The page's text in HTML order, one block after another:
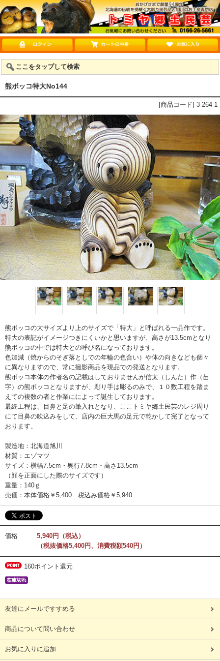
ここをタップして検索
熊ボッコ特大No144
[商品コード] 3-264-1
熊ボッコの大サイズより上のサイズで「特大」と呼ばれる一品作です。
特大の表記がイメージつきにくいかと思いますが、高さが13.5cmとなり
熊ボッコの中では特大との呼び名になっております。
色加減（焼からのそぎ落としでの年輪の色合い）や体の向きなども個々
に異なりますので、常に撮影商品を現品での発送となります。
熊ボッコ本体の作者名の記載はしておりませんが信太（しんた）作（苗
字）の熊ボッコとなりますが、彫り手は彫るのみで、１０数工程を踏ま
えての複数の者と作業にによって誕生しております。
最終工程は、目鼻と足の筆入れとなり、ここトミヤ郷土民芸のレジ周り
にて目鼻の吹込みをして、店内の巨大馬の足元で乾かして完了となって
おります。
製造地：北海道旭川
材質：エゾマツ
サイズ：横幅7.5cm・奥行7.8cm・高さ13.5cm
（顔を正面にした際のサイズです）
重量：140ｇ
売価：本体価格￥5,400 税込み価格￥5,940
価格
5,940円（税込）
（税抜価格5,400円、消費税額540円）
160ポイント還元
友達にメールですすめる
商品について問い合わせ
お気に入りに追加